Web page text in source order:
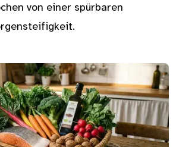
von einer spürbaren